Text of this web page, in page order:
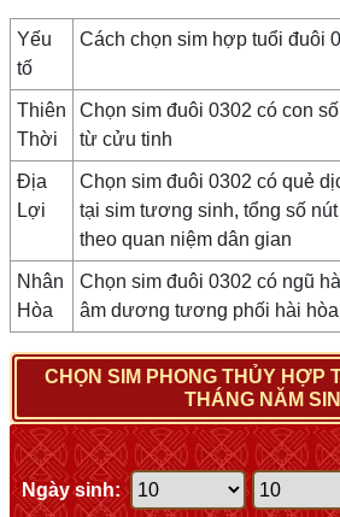
Yếu
tố
Cách chọn sim hợp tuổi đuôi
Thiên
Thời
Chọn sim đuôi 0302 có con
từ cửu tinh
Địa
Lợi
Chọn sim đuôi 0302 có quẻ
tại sim tương sinh, tổng số
theo quan niệm dân gian
Nhân
Hòa
Chọn sim đuôi 0302 có ngũ
âm dương tương phối hài
CHỌN SIM PHONG THỦY HỢP
THÁNG NĂM
Ngày sinh: